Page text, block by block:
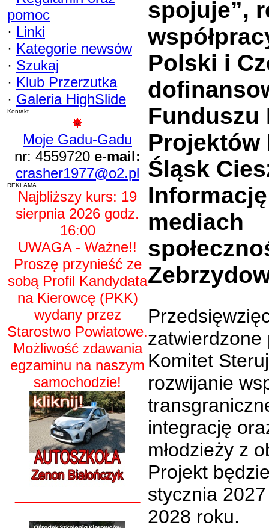
pomoc
· Linki
· Kategorie newsów
· Szukaj
· Klub Przerzutka
· Galeria HighSlide
Kontakt
Moje Gadu-Gadu
nr: 4559720 e-mail:
crasher1977@o2.pl
REKLAMA
Najbliższy kurs: 19
sierpnia 2026 godz.
16:00
UWAGA - Ważne!!
Proszę przynieść ze
sobą Profil Kandydata
na Kierowcę (PKK)
wydany przez
Starostwo Powiatowe.
Możliwość zdawania
egzaminu na naszym
samochodzie!
spojuje”,
Polski i
Funduszu
Projektów
Śląsk
mediach
zatwierdzone
Komitet
rozwijanie
integrację
młodzieży z
Projekt
stycznia
2028 roku.